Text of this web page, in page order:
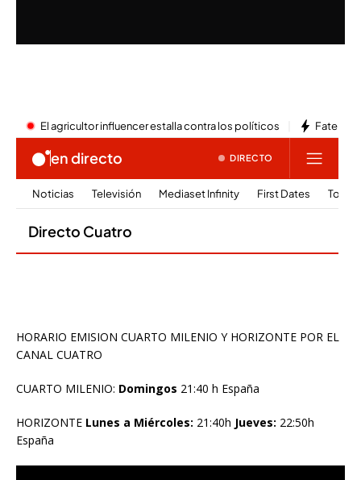
HORARIO EMISION CUARTO MILENIO Y HORIZONTE POR EL
CANAL CUATRO
CUARTO MILENIO: Domingos 21:40 h España
HORIZONTE Lunes a Miércoles: 21:40h Jueves: 22:50h
España